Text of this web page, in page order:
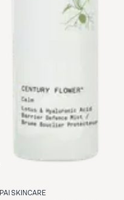
PAI SKINCARE